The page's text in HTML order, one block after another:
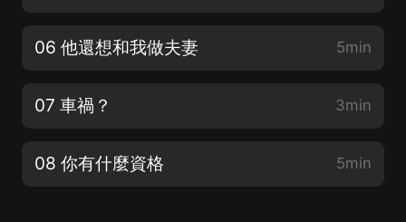
06 他還想和我做夫妻 5min
07 車禍？ 3min
08 你有什麼資格 5min